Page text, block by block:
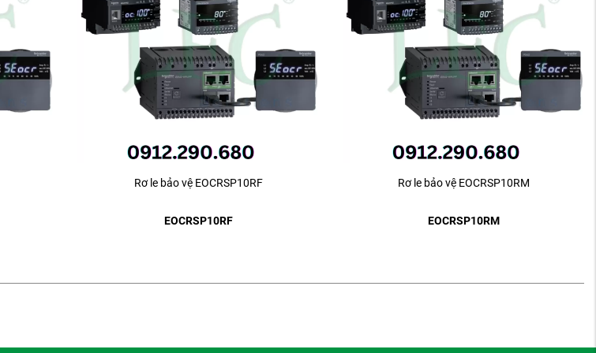
Rơ le bảo vệ EOCRSP10RF
EOCRSP10RF
Rơ le bảo vệ EOCRSP10RM
EOCRSP10RM